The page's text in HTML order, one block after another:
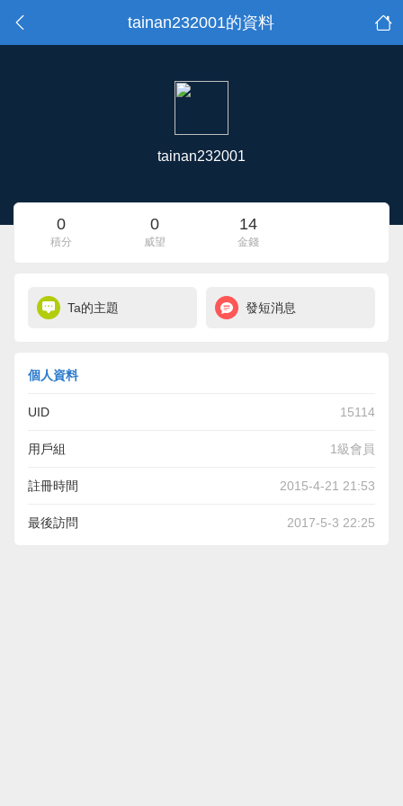
tainan232001的資料
tainan232001
0
積分
0
威望
14
金錢
Ta的主題 發短消息
個人資料
UID 15114
用戶組 1級會員
註冊時間 2015-4-21 21:53
最後訪問 2017-5-3 22:25